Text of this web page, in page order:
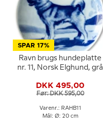
SPAR 17%
Ravn brugs hundeplatte
nr. 11, Norsk Elghund, grå
DKK 495,00
Før: DKK 595,00
Varenr.: RAHB11
Mål: Ø: 20 cm